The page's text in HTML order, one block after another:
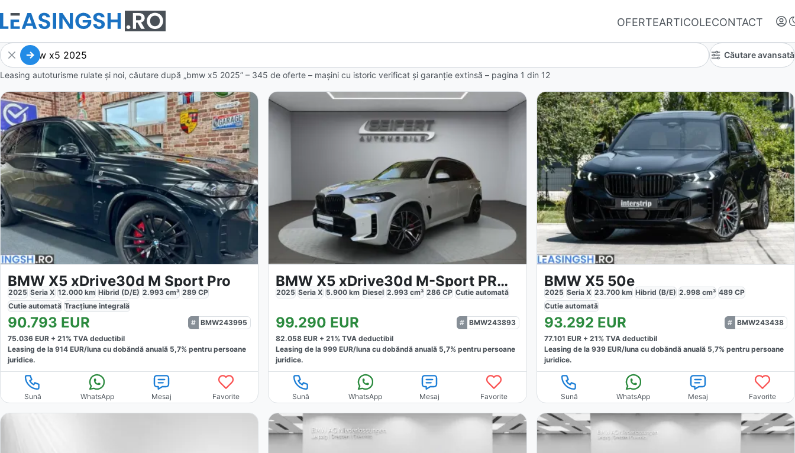
OFERTEARTICOLECONTACT
Autentifică-te
Nu ai oferte favorite
Căutare avansată
Leasing autoturisme rulate și noi, căutare după „bmw x5 2025” – 345 de oferte – mașini cu istoric verificat și garanție extinsă – pagina 1 din 12
BMW X5 xDrive30d M Sport Pro
2025 Seria X 12.000 km Hibrid (D/E) 2.993 cm³ 289 CP
Cutie automată Tracțiune integrală
90.793 EUR
BMW243995
75.036 EUR + 21% TVA deductibil
Leasing de la 914 EUR/luna cu dobăndă anuală 5,7% pentru persoane
juridice.
Sună WhatsApp Mesaj Favorite
BMW X5 xDrive30d M-Sport PRO 7-Sitzer
2025 Seria X 5.900 km Diesel 2.993 cm³ 286 CP Cutieautomată
99.290 EUR
BMW243893
82.058 EUR +21% TVA deductibil
Leasing de la999 EUR/luna cu dobăndă anuală 5,7% pentru persoane
juridice.
Sună WhatsApp Mesaj Favorite
BMW X5 50e
2025 Seria X 23.700km Hibrid (B/E) 2.998cm³ 489CP
Cutie automată
93.292 EUR
BMW243438
77.101 EUR + 21% TVA deductibil
Leasing de la 939EUR/lunacu dobăndă anuală 5,7% pentru persoane
juridice.
Sună WhatsApp Mesaj Favorite